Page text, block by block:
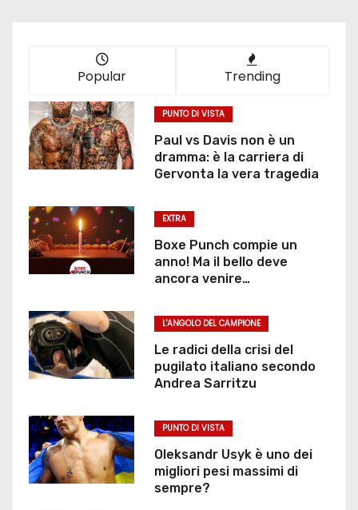
Popular Trending
PUNTO DI VISTA
Paul vs Davis non è un
dramma: è la carriera di
Gervonta la vera tragedia
EXTRA
Boxe Punch compie un
anno! Ma il bello deve
ancora venire…
L'ANGOLO DEL CAMPIONE
Le radici della crisi del
pugilato italiano secondo
Andrea Sarritzu
PUNTO DI VISTA
Oleksandr Usyk è uno dei
migliori pesi massimi di
sempre?